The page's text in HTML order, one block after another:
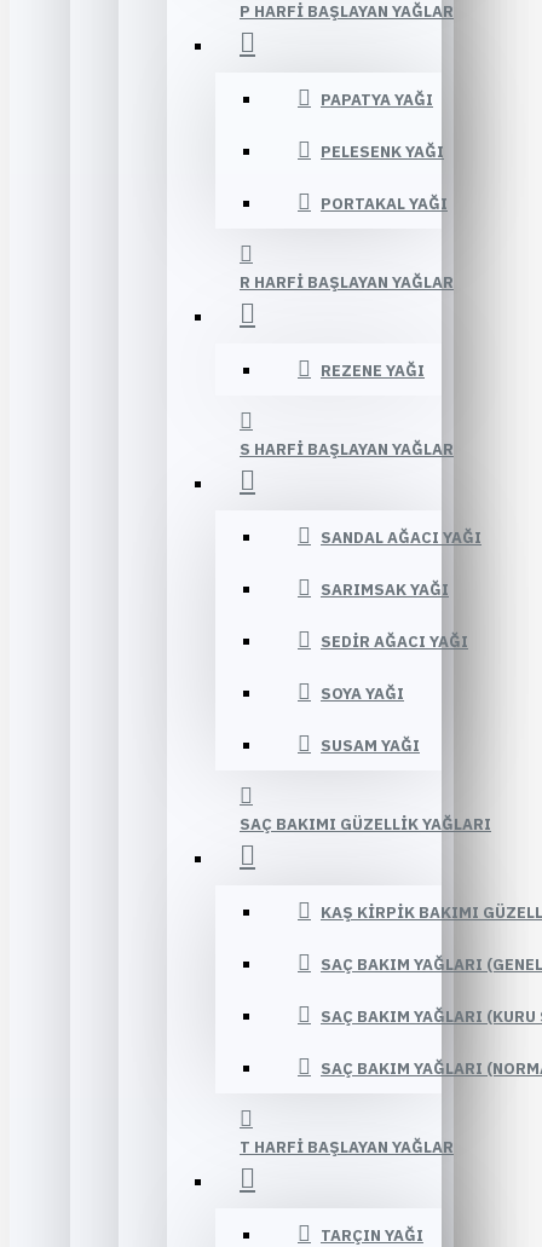
P HARFI BAŞLAYAN YAĞLAR
PAPATYA YAĞI
PELESENK YAĞI
PORTAKAL YAĞI
R HARFI BAŞLAYAN YAĞLAR
REZENE YAĞI
S HARFI BAŞLAYAN YAĞLAR
SANDAL AĞACI YAĞI
SARIMSAK YAĞI
SEDIR AĞACI YAĞI
SOYA YAĞI
SUSAM YAĞI
SAÇ BAKIMI GÜZELLIK YAĞLARI
KAŞ KIRPIK BAKIMI
SAÇ BAKIM YAĞLARI
SAÇ BAKIM YAĞLARI
SAÇ BAKIM YAĞLARI
T HARFI BAŞLAYAN YAĞLAR
TARÇIN YAĞI